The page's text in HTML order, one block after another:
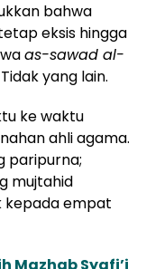
bahwa
eksis hingga
as-sawad al-
yang lain.
ke waktu
ahli agama.
paripurna;
mujtahid
kepada empat
Mazhab Syafi’i